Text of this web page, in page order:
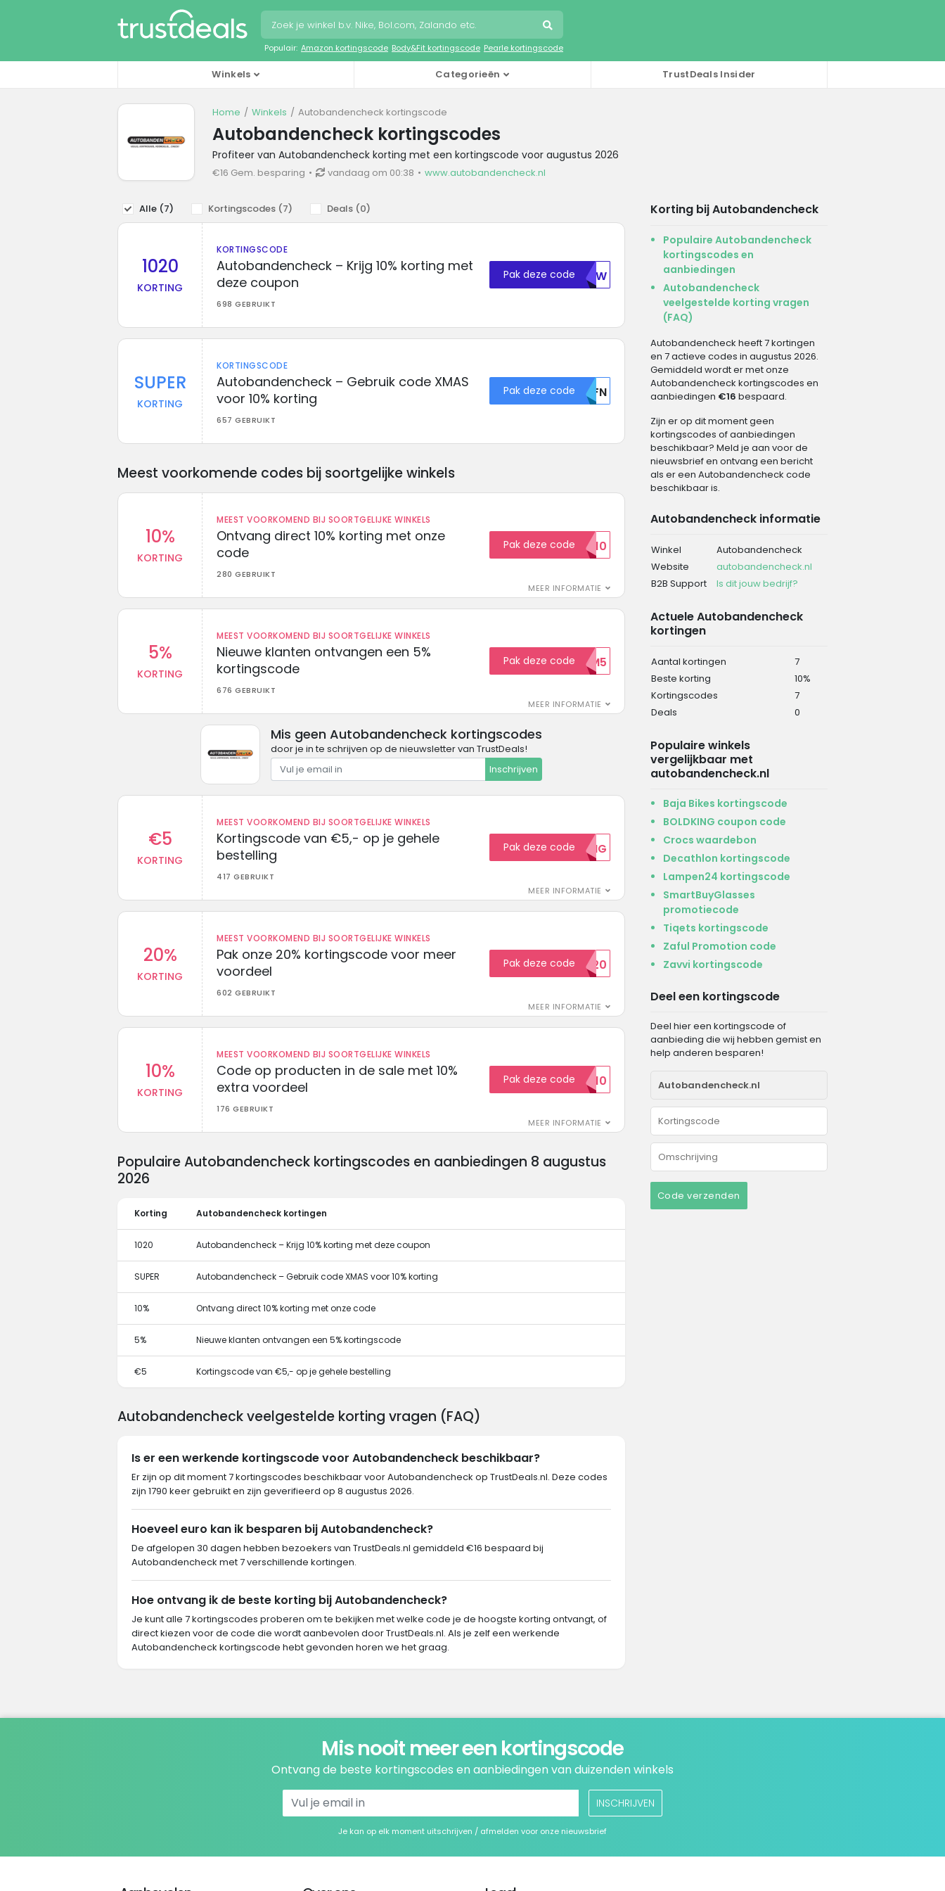
Populair: Amazon kortingscode Body&Fit kortingscode Pearle kortingscode
Winkels Categorieën TrustDeals Insider
Home Winkels Autobandencheck kortingscode
Autobandencheck kortingscodes
Profiteer van Autobandencheck korting met een kortingscode voor augustus 2026
€16 Gem. besparing vandaag om 00:38 www.autobandencheck.nl
Alle (7) Kortingscodes (7) Deals (0)
1020
KORTING
KORTINGSCODE
Autobandencheck – Krijg 10% korting met
deze coupon
698 GEBRUIKT
Pak deze code MDIW
SUPER
KORTING
KORTINGSCODE
Autobandencheck – Gebruik code XMAS
voor 10% korting
657 GEBRUIKT
Pak deze code U0FN
Meest voorkomende codes bij soortgelijke winkels
10%
KORTING
MEEST VOORKOMEND BIJ SOORTGELIJKE WINKELS
Ontvang direct 10% korting met onze
code
280 GEBRUIKT
MEER INFORMATIE
Pak deze codeEXTRA10
5%
KORTING
MEEST VOORKOMEND BIJ SOORTGELIJKE WINKELS
Nieuwe klanten ontvangen een 5%
kortingscode
676 GEBRUIKT
MEER INFORMATIE
Pak deze codeWELKOM5
Mis geen Autobandencheck kortingscodes
door je in te schrijven op de nieuwsletter van TrustDeals!
Inschrijven
€5
KORTING
MEEST VOORKOMEND BIJ SOORTGELIJKE WINKELS
Kortingscode van €5,- op je gehele
bestelling
417 GEBRUIKT
MEER INFORMATIE
Pak deze code5KORTING
20%
KORTING
MEEST VOORKOMEND BIJ SOORTGELIJKE WINKELS
Pak onze 20% kortingscode voor meer
voordeel
602 GEBRUIKT
MEER INFORMATIE
Pak deze codeEXTRA20
10%
KORTING
MEEST VOORKOMEND BIJ SOORTGELIJKE WINKELS
Code op producten in de sale met 10%
extra voordeel
176 GEBRUIKT
MEER INFORMATIE
Pak deze codeSALE10
Korting bij Autobandencheck
Populaire Autobandencheck
kortingscodes en
aanbiedingen
Autobandencheck
veelgestelde korting vragen
(FAQ)
Autobandencheck heeft 7 kortingen
en 7 actieve codes in augustus 2026.
Gemiddeld wordt er met onze
Autobandencheck kortingscodes en
aanbiedingen €16 bespaard.
Zijn er op dit moment geen
kortingscodes of aanbiedingen
beschikbaar? Meld je aan voor de
nieuwsbrief en ontvang een bericht
als er een Autobandencheck code
beschikbaar is.
Autobandencheck informatie
Winkel
Autobandencheck
Website
autobandencheck.nl
B2B Support
Is dit jouw bedrijf?
Actuele Autobandencheck
kortingen
Aantal kortingen
7
Beste korting
10%
Kortingscodes
7
Deals
0
Populaire winkels
vergelijkbaar met
autobandencheck.nl
Baja Bikes kortingscode
BOLDKING coupon code
Crocs waardebon
Decathlon kortingscode
Lampen24 kortingscode
SmartBuyGlasses
promotiecode
Tiqets kortingscode
Zaful Promotion code
Zavvi kortingscode
Deel een kortingscode
Deel hier een kortingscode of
aanbieding die wij hebben gemist en
help anderen besparen!
Code verzenden
Populaire Autobandencheck kortingscodes en aanbiedingen 8 augustus
2026
Korting Autobandencheck kortingen
1020 Autobandencheck – Krijg 10% korting met deze coupon
SUPER Autobandencheck – Gebruik code XMAS voor 10% korting
10% Ontvang direct 10% korting met onze code
5% Nieuwe klanten ontvangen een 5% kortingscode
€5 Kortingscode van €5,- op je gehele bestelling
Autobandencheck veelgestelde korting vragen (FAQ)
Is er een werkende kortingscode voor Autobandencheck beschikbaar?
Er zijn op dit moment 7 kortingscodes beschikbaar voor Autobandencheck op TrustDeals.nl. Deze codes
zijn 1790 keer gebruikt en zijn geverifieerd op 8 augustus 2026.
Hoeveel euro kan ik besparen bij Autobandencheck?
De afgelopen 30 dagen hebben bezoekers van TrustDeals.nl gemiddeld €16 bespaard bij
Autobandencheck met 7 verschillende kortingen.
Hoe ontvang ik de beste korting bij Autobandencheck?
Je kunt alle 7 kortingscodes proberen om te bekijken met welke code je de hoogste korting ontvangt, of
direct kiezen voor de code die wordt aanbevolen door TrustDeals.nl. Als je zelf een werkende
Autobandencheck kortingscode hebt gevonden horen we het graag.
Mis nooit meer een kortingscode
Ontvang de beste kortingscodes en aanbiedingen van duizenden winkels
INSCHRIJVEN
Je kan op elk moment uitschrijven / afmelden voor onze nieuwsbrief